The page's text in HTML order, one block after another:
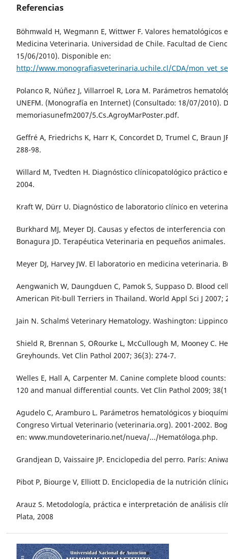
Referencias
Böhmwald H, Wegmann E, Wittwer F. Valores
Medicina Veterinaria. Universidad de Chile. Facultad de
15/06/2010). Disponible en:
http://www.monografiasveterinaria.uchile.cl/CDA/
Polanco R, Núñez J, Villarroel R, Lora M. Parámetros
UNEFM. (Monografía en Internet) (Consultado: 18/07/
memoriasunefm2007/5.Cs.AgroyMarPoster.pdf.
Geffré A, Friedrichs K, Harr K, Concordet D, Trumel C, Braun
288-98.
Willard M, Tvedten H. Diagnóstico clínicopatológico práctico
2004.
Kraft W, Dürr U. Diagnóstico de laboratorio clínico en
Burkhard MJ, Meyer DJ. Causas y efectos de interferencia
Bonagura JD. Terapéutica Veterinaria en pequeños
Meyer DJ, Harvey JW. El laboratorio en medicina veterinaria.
Aengwanich W, Daungduen C, Pamok S, Suppaso D. Blood
American Pit-bull Terriers in Thailand. World Appl Sci J 2007;
Jain N. Schalm`s Veterinary Hematology. Washington:
Shield R, Brennan S, O´Rourke L, McCullough M, Mooney
Greyhounds. Vet Clin Pathol 2007; 36(3): 274-7.
Welles E, Hall A, Carpenter M. Canine complete blood
120 and manual differential counts. Vet Clin Pathol 2009;
Agudelo C, Aramburo L. Parámetros hematológicos y
Congreso Virtual Veterinario (veterinaria.org). 2001-2002.
en: www.mundoveterinario.net/nueva/.../Hematóloga.php.
Grandjean D, Vaissaire JP. Enciclopedia del perro. París:
Pibot P, Biourge V, Elliott D. Enciclopedia de la nutrición
Arauz S. Metodología, práctica e interpretación de análisis
Plata, 2008